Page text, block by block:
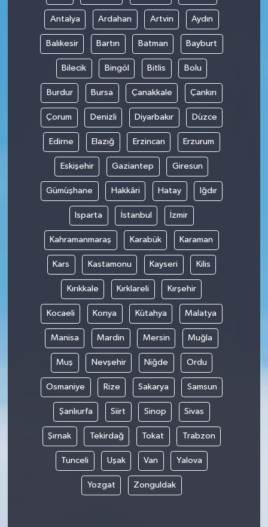
Antalya Ardahan Artvin Aydın
Balıkesir Bartın Batman Bayburt
Bilecik Bingöl Bitlis Bolu
Burdur Bursa Çanakkale Çankırı
Çorum Denizli Diyarbakır Düzce
Edirne Elazığ Erzincan Erzurum
Eskişehir Gaziantep Giresun
Gümüşhane Hakkâri Hatay Iğdır
Isparta İstanbul İzmir
Kahramanmaraş Karabük Karaman
Kars Kastamonu Kayseri Kilis
Kırıkkale Kırklareli Kırşehir
Kocaeli Konya Kütahya Malatya
Manisa Mardin Mersin Muğla
Muş Nevşehir Niğde Ordu
Osmaniye Rize Sakarya Samsun
Şanlıurfa Siirt Sinop Sivas
Şırnak Tekirdağ Tokat Trabzon
Tunceli Uşak Van Yalova
Yozgat Zonguldak
TARIM
TEKNOLOJİ
TURİZM
VİDEO HABER
YAŞAM